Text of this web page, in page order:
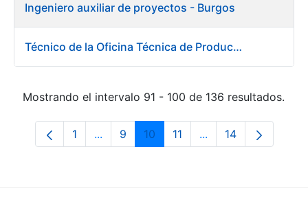
Ingeniero auxiliar de proyectos - Burgos
Técnico de la Oficina Técnica de Producto. Fábrica de Papel.
Mostrando el intervalo 91 - 100 de 136 resultados.
Página
1 ...Páginas intermedias Use TAB para
Página
9 Página
10 Página
11 ...PáginasPágina
14